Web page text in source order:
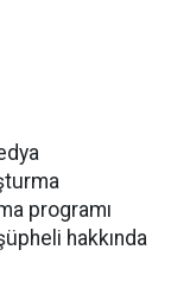
programı
hakkında